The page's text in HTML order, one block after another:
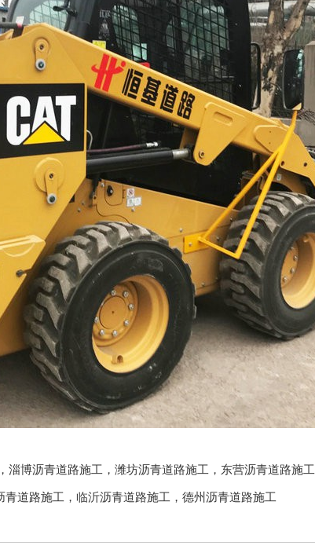
， 淄博沥青道路施工 ， 潍坊沥青道路施工 ， 东营沥青道路施工
青道路施工 ， 临沂沥青道路施工 ， 德州沥青道路施工